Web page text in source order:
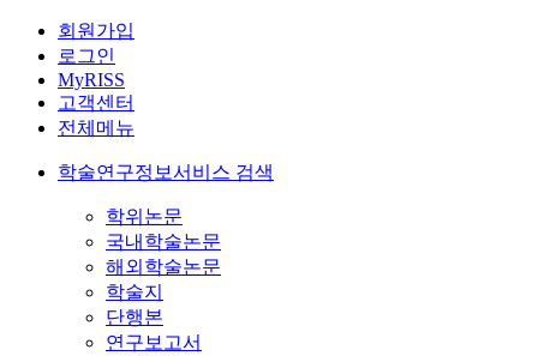
회원가입
로그인
MyRISS
고객센터
전체메뉴
학술연구정보서비스 검색
학위논문
국내학술논문
해외학술논문
학술지
단행본
연구보고서